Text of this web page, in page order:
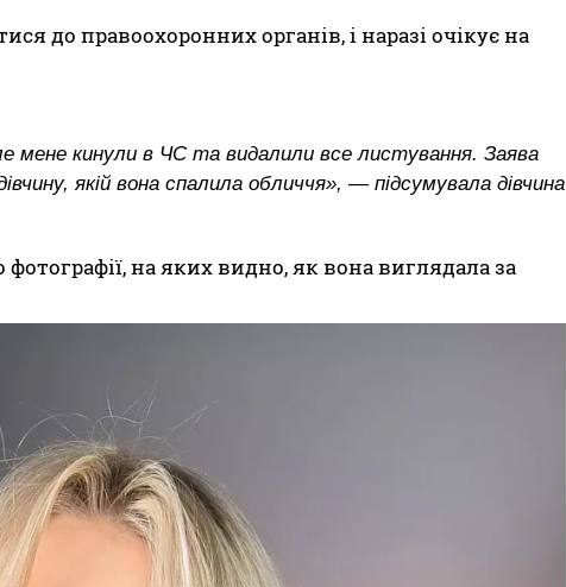
до правоохоронних органів, і наразі очікує на
мене кинули в ЧС та видалили все листування. Заява
якій вона спалила обличчя», — підсумувала дівчина
на яких видно, як вона виглядала за